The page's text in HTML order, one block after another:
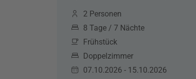
2 Personen
8 Tage / 7 Nächte
Frühstück
Doppelzimmer
07.10.2026 - 15.10.2026